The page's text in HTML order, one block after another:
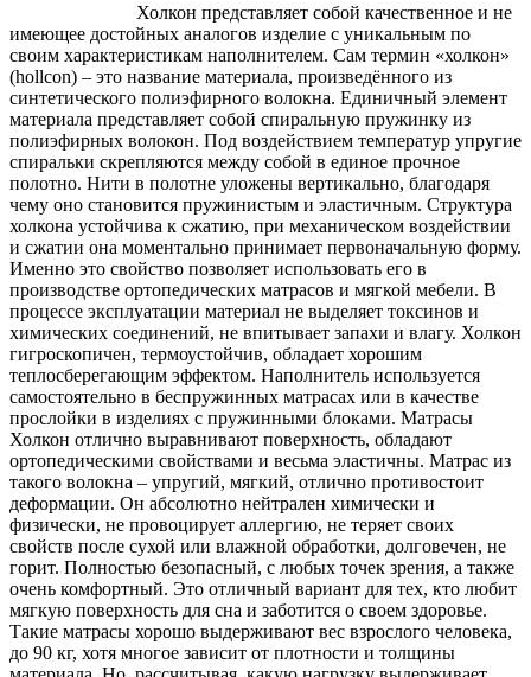
Холкон представляет собой качественное и не
имеющее достойных аналогов изделие с уникальным по
своим характеристикам наполнителем. Сам термин «холкон»
(hollcon) – это название материала, произведённого из
синтетического полиэфирного волокна. Единичный элемент
материала представляет собой спиральную пружинку из
полиэфирных волокон. Под воздействием температур упругие
спиральки скрепляются между собой в единое прочное
полотно. Нити в полотне уложены вертикально, благодаря
чему оно становится пружинистым и эластичным. Структура
холкона устойчива к сжатию, при механическом воздействии
и сжатии она моментально принимает первоначальную форму.
Именно это свойство позволяет использовать его в
производстве ортопедических матрасов и мягкой мебели. В
процессе эксплуатации материал не выделяет токсинов и
химических соединений, не впитывает запахи и влагу. Холкон
гигроскопичен, термоустойчив, обладает хорошим
теплосберегающим эффектом. Наполнитель используется
самостоятельно в беспружинных матрасах или в качестве
прослойки в изделиях с пружинными блоками. Матрасы
Холкон отлично выравнивают поверхность, обладают
ортопедическими свойствами и весьма эластичны. Матрас из
такого волокна – упругий, мягкий, отлично противостоит
деформации. Он абсолютно нейтрален химически и
физически, не провоцирует аллергию, не теряет своих
свойств после сухой или влажной обработки, долговечен, не
горит. Полностью безопасный, с любых точек зрения, а также
очень комфортный. Это отличный вариант для тех, кто любит
мягкую поверхность для сна и заботится о своем здоровье.
Такие матрасы хорошо выдерживают вес взрослого человека,
до 90 кг, хотя многое зависит от плотности и толщины